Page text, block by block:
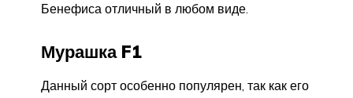
Бенефиса отличный в любом виде.
Мурашка F1
Данный сорт особенно популярен, так как его